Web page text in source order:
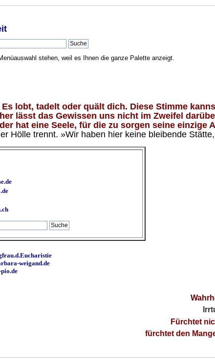
stehen, weil es Ihnen die ganze Palette anzeigt.
lobt, tadelt oder quält dich. Diese Stimme
lässt das Gewissen uns nicht im Zweifel
hat eine Seele, für die zu sorgen seine einzige
Hölle trennt. »Wir haben hier keine bleibende
weigand.de
Fürchtet
fürchtet den